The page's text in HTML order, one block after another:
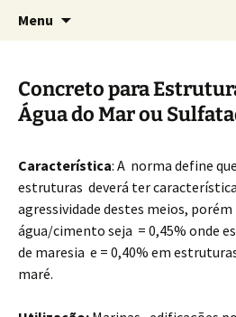
Rodrimix
Concretos e Pisos
Menu
Concreto para
Água do Mar ou
Característica: A norma define
estruturas deverá ter
agressividade destes meios,
água/cimento seja = 0,45% onde
de maresia e = 0,40% em
maré.